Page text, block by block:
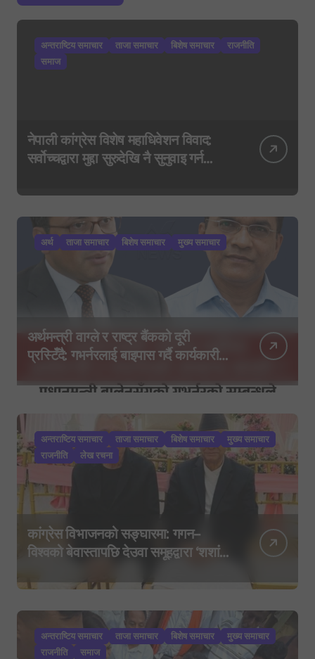
अन्तराष्टिय समाचार ताजा समाचार बिशेष समाचार
राजनीति
समाज
नेपाली कांग्रेस विशेष महाधिवेशन विवाद:
सर्वोच्चद्वारा मुद्दा सुरुदेखि नै सुनुवाइ गर्न
अर्थ ताजा समाचार बिशेष समाचार मुख्य समाचार
अर्थमन्त्री वाग्ले र राष्ट्र बैंकको दूरी
प्रस्टिँदै: गभर्नरलाई बाइपास गर्दै कार्यकारी
अन्तराष्टिय समाचार ताजा समाचार बिशेष समाचार
मुख्य समाचार
राजनीति
लेख रचना
कांग्रेस विभाजनको सङ्घारमा: गगन–
विश्वको बेवास्तापछि देउवा समूहद्वारा ‘शशांक
यात्राको घोषणा तयारी!
अन्तराष्टिय समाचार ताजा समाचार बिशेष समाचार
मुख्य समाचार
राजनीति
समाज